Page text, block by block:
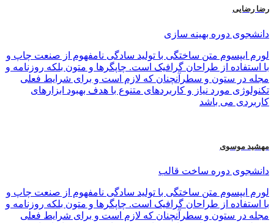
رضا رضایی
دانشجوی دوره بهینه سازی
لورم ایپسوم متن ساختگی با تولید سادگی نامفهوم از صنعت چاپ و
با استفاده از طراحان گرافیک است. چاپگرها و متون بلکه روزنامه و
مجله در ستون و سطرآنچنان که لازم است و برای شرایط فعلی
تکنولوژی مورد نیاز و کاربردهای متنوع با هدف بهبود ابزارهای
کاربردی می باشد
مهشید موسوی
دانشجوی دوره ساخت قالب
لورم ایپسوم متن ساختگی با تولید سادگی نامفهوم از صنعت چاپ و
با استفاده از طراحان گرافیک است. چاپگرها و متون بلکه روزنامه و
مجله در ستون و سطرآنچنان که لازم است و برای شرایط فعلی